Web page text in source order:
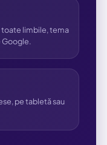
toate limbile, tema
Google.
pe tabletă sau